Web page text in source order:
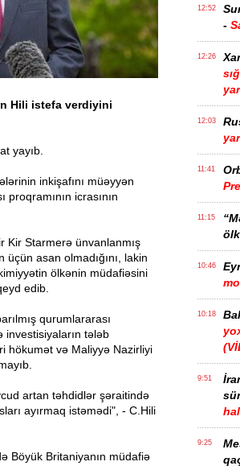
Hili istefa verdiyini
yayıb.
inkişafını müəyyən
icrasının
Kir Starmerə ünvanlanmış
asan olmadığını, lakin
ölkənin müdafiəsini
edib.
qurumlararası
tələb
hökumət və Maliyyə Nazirliyi
artan təhdidlər şəraitində
ayırmaq istəmədi", - C.Hili
Böyük Britaniyanın müdafiə
12:52
-
12:26
12:03
11:41
11:15
10:46
10:18
9:51
9:25